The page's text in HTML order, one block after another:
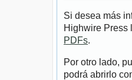
Si desea más
Highwire Press
PDFs.
Por otro lado,
podrá abrirlo